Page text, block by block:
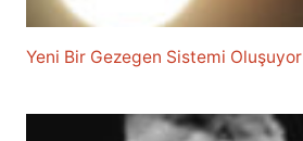
Yeni Bir Gezegen Sistemi Oluşuyor